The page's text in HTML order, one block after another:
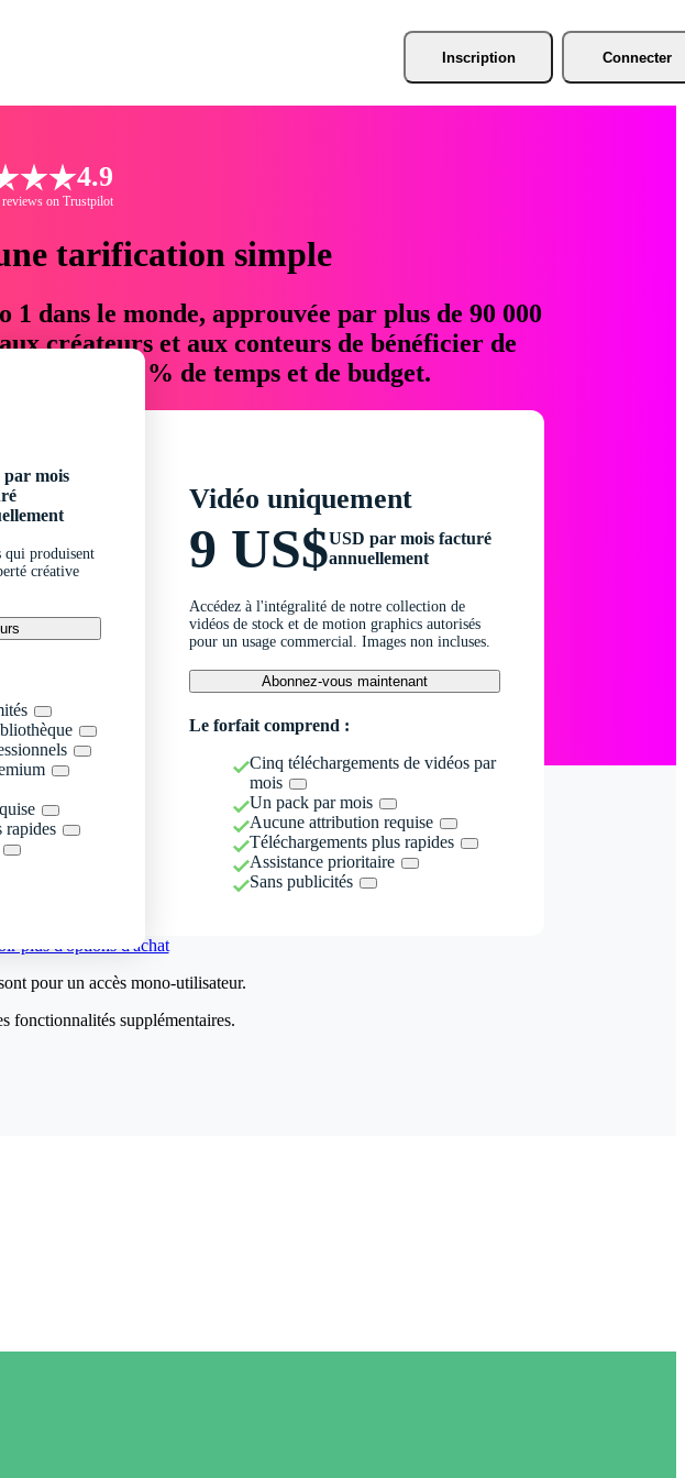
Inscription Connecter
4.9
on Trustpilot
tarification simple
1 dans le monde, approuvée par plus de 90 000
créateurs et aux conteurs de bénéficier de
jusqu'à 76 % de temps et de budget.
par mois
qui produisent
créative
rapides
Vidéo uniquement
9 US$USD par mois facturé
annuellement
Accédez à l'intégralité de notre collection de
vidéos de stock et de motion graphics autorisés
pour un usage commercial. Images non incluses.
Abonnez-vous maintenant
Le forfait comprend :
Cinq téléchargements de vidéos par
mois
Un pack par mois
Aucune attribution requise
Téléchargements plus rapides
Assistance prioritaire
Sans publicités
plus d'options d'achat
pour un accès mono-utilisateur.
fonctionnalités supplémentaires.